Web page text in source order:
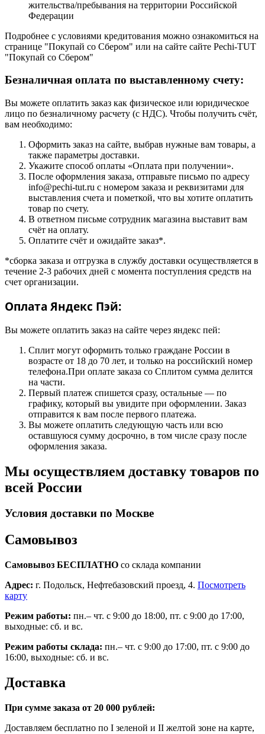
жительства/пребывания на территории Российской
Федерации
Подробнее с условиями кредитования можно ознакомиться на
странице "Покупай со Сбером" или на сайте сайте Pechi-TUT
"Покупай со Сбером"
Безналичная оплата по выставленному счету:
Вы можете оплатить заказ как физическое или юридическое
лицо по безналичному расчету (с НДС). Чтобы получить счёт,
вам необходимо:
Оформить заказ на сайте, выбрав нужные вам товары, а
также параметры доставки.
Укажите способ оплаты «Оплата при получении».
После оформления заказа, отправьте письмо по адресу
info@pechi-tut.ru с номером заказа и реквизитами для
выставления счета и пометкой, что вы хотите оплатить
товар по счету.
В ответном письме сотрудник магазина выставит вам
счёт на оплату.
Оплатите счёт и ожидайте заказ*.
*сборка заказа и отгрузка в службу доставки осуществляется в
течение 2-3 рабочих дней с момента поступления средств на
счет организации.
Оплата Яндекс Пэй:
Вы можете оплатить заказ на сайте через яндекс пей:
Сплит могут оформить только граждане России в
возрасте от 18 до 70 лет, и только на российский номер
телефона.При оплате заказа со Сплитом сумма делится
на части.
Первый платеж спишется сразу, остальные — по
графику, который вы увидите при оформлении. Заказ
отправится к вам после первого платежа.
Вы можете оплатить следующую часть или всю
оставшуюся сумму досрочно, в том числе сразу после
оформления заказа.
Мы осуществляем доставку товаров по
всей России
Условия доставки по Москве
Самовывоз
Самовывоз БЕСПЛАТНО со склада компании
Адрес: г. Подольск, Нефтебазовский проезд, 4. Посмотреть
карту
Режим работы: пн.– чт. с 9:00 до 18:00, пт. с 9:00 до 17:00,
выходные: сб. и вс.
Режим работы склада: пн.– чт. с 9:00 до 17:00, пт. с 9:00 до
16:00, выходные: сб. и вс.
Доставка
При сумме заказа от 20 000 рублей:
Доставляем бесплатно по I зеленой и II желтой зоне на карте,